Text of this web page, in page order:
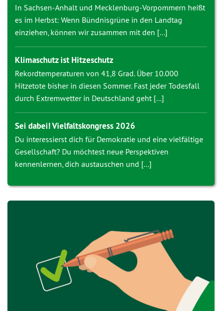
In Sachsen-Anhalt und Mecklenburg-Vorpommern heißt
es im Herbst: Wenn Bündnisgrüne in den Landtag
einziehen, können wir zusammen mit den [...]
Klimaschutz ist Hitzeschutz
Rekordtemperaturen von 41,8 Grad. Über 10.000
Hitzetote bisher in diesen Sommer. Fast jeder Todesfall
durch Extremwetter in Deutschland geht [...]
Sei dabei! Vielfaltskongress 2026
Du interessierst dich für Demokratie und eine vielfältige
Gesellschaft? Du möchtest neue Perspektiven
kennenlernen, dich austauschen und [...]